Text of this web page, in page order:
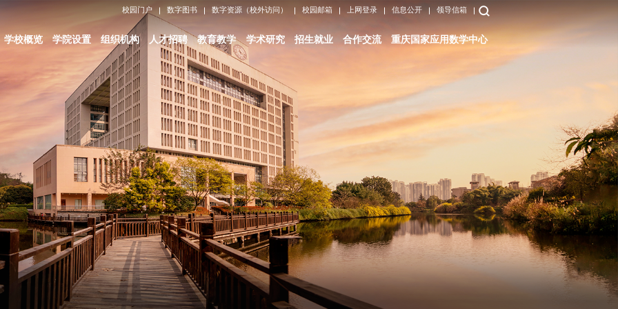
校园门户 数字图书 数字资源（校外访问） 校园邮箱 上网登录 信息公开 领导信箱
学校概览 学院设置 组织机构 人才招聘 教育教学 学术研究 招生就业 合作交流 重庆国家应用数学中心